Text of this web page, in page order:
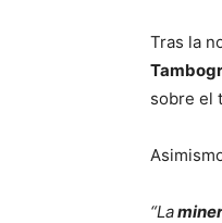
Tras la
sobre el
“La